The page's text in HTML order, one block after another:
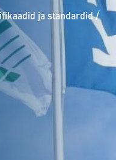
ja standardid/